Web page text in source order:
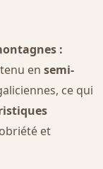
:
en semi-
ce qui
et